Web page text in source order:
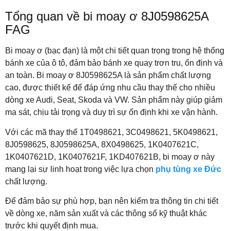
Tổng quan về bi moay ơ 8J0598625A
FAG
Bi moay ơ (bạc đạn) là một chi tiết quan trọng trong hệ thống
bánh xe của ô tô, đảm bảo bánh xe quay trơn tru, ổn định và
an toàn. Bi moay ơ 8J0598625A là sản phẩm chất lượng
cao, được thiết kế để đáp ứng nhu cầu thay thế cho nhiều
dòng xe Audi, Seat, Skoda và VW. Sản phẩm này giúp giảm
ma sát, chịu tải trọng và duy trì sự ổn định khi xe vận hành.
Với các mã thay thế 1T0498621, 3C0498621, 5K0498621,
8J0598625, 8J0598625A, 8X0498625, 1K0407621C,
1K0407621D, 1K0407621F, 1KD407621B, bi moay ơ này
mang lại sự linh hoạt trong việc lựa chọn phụ tùng xe Đức
chất lượng.
Để đảm bảo sự phù hợp, bạn nên kiểm tra thông tin chi tiết
về dòng xe, năm sản xuất và các thông số kỹ thuật khác
trước khi quyết định mua.